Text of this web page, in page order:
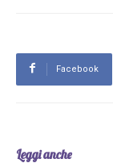
Facebook
Leggi anche